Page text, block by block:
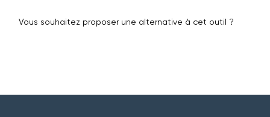
Vous souhaitez proposer une alternative à cet outil ?